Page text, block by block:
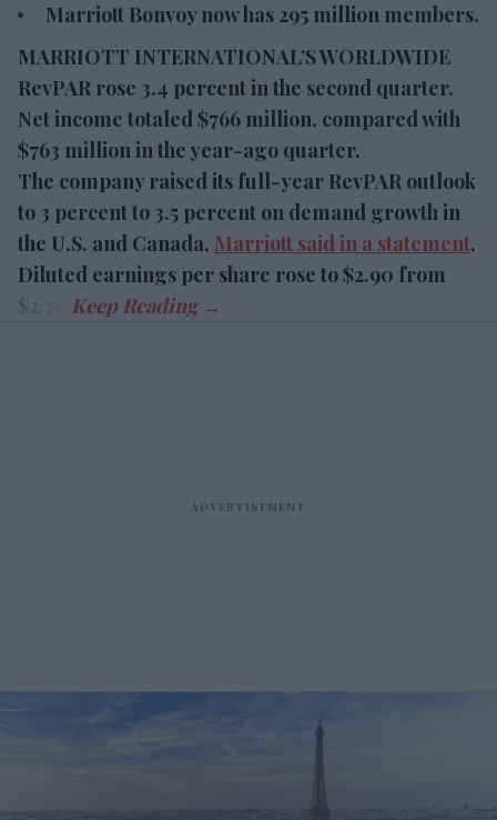
Marriott Bonvoy now has 295 million members.
MARRIOTT INTERNATIONAL’S WORLDWIDE
RevPAR rose 3.4 percent in the second quarter.
Net income totaled $766 million, compared with
$763 million in the year-ago quarter.
The company raised its full-year RevPAR outlook
to 3 percent to 3.5 percent on demand growth in
the U.S. and Canada, Marriott said in a statement.
Diluted earnings per share rose to $2.90 from
$2.78.